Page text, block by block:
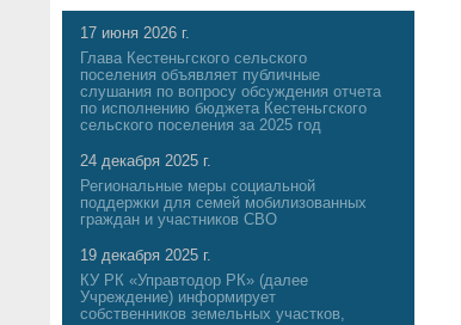
17 июня 2026 г.
Глава Кестеньгского сельского
поселения объявляет публичные
слушания по вопросу обсуждения отчета
по исполнению бюджета Кестеньгского
сельского поселения за 2025 год
24 декабря 2025 г.
Региональные меры социальной
поддержки для семей мобилизованных
граждан и участников СВО
19 декабря 2025 г.
КУ РК «Управтодор РК» (далее
Учреждение) информирует
собственников земельных участков,